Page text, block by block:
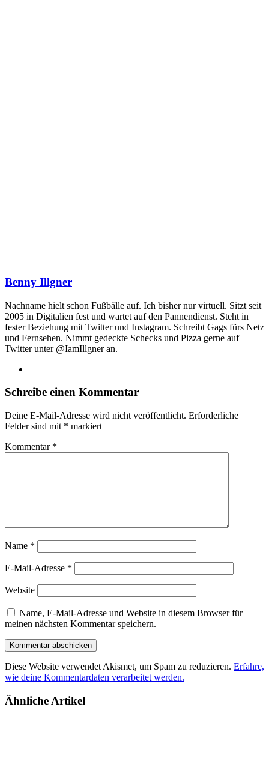
Benny Illgner
Nachname hielt schon Fußbälle auf. Ich bisher nur virtuell. Sitzt seit
2005 in Digitalien fest und wartet auf den Pannendienst. Steht in
fester Beziehung mit Twitter und Instagram. Schreibt Gags fürs Netz
und Fernsehen. Nimmt gedeckte Schecks und Pizza gerne auf
Twitter unter @IamIllgner an.
Schreibe einen Kommentar
Deine E-Mail-Adresse wird nicht veröffentlicht. Erforderliche
Felder sind mit * markiert
Kommentar *
Name *
E-Mail-Adresse *
Website
Name, E-Mail-Adresse und Website in diesem Browser für
meinen nächsten Kommentar speichern.
Diese Website verwendet Akismet, um Spam zu reduzieren. Erfahre,
wie deine Kommentardaten verarbeitet werden.
Ähnliche Artikel